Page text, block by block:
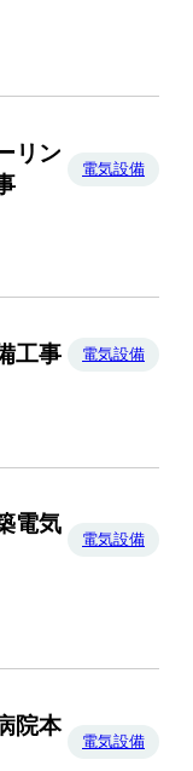
リン
電気設備
工事 電気設備
電気
電気設備
院本
電気設備